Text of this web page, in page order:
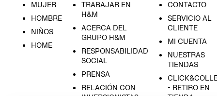
MUJER
HOMBRE
NIÑOS
HOME
TRABAJAR EN
H&M
ACERCA DEL
GRUPO H&M
RESPONSABILIDAD
SOCIAL
PRENSA
RELACIÓN CON
CONTACTO
SERVICIO AL
CLIENTE
MI CUENTA
NUESTRAS
TIENDAS
- RETIRO EN